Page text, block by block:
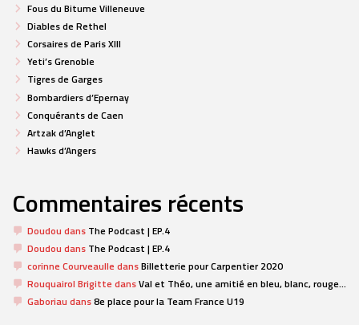
Fous du Bitume Villeneuve
Diables de Rethel
Corsaires de Paris XIII
Yeti’s Grenoble
Tigres de Garges
Bombardiers d’Epernay
Conquérants de Caen
Artzak d’Anglet
Hawks d’Angers
Commentaires récents
Doudou dans The Podcast | EP.4
Doudou dans The Podcast | EP.4
corinne Courveaulle dansBilletterie pour Carpentier 2020
Rouquairol Brigitte dansVal et Théo, une amitié en bleu, blanc, rouge…
Gaboriau dans8e place pour la Team France U19